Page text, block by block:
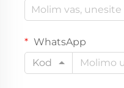
WhatsApp
Kod